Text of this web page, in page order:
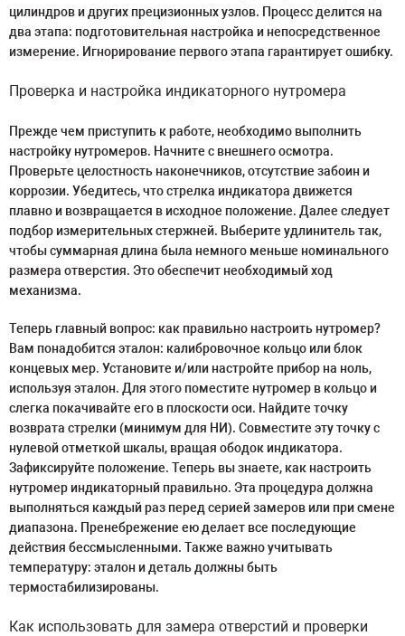
цилиндров и других прецизионных узлов. Процесс делится на
два этапа: подготовительная настройка и непосредственное
измерение. Игнорирование первого этапа гарантирует ошибку.
Проверка и настройка индикаторного нутромера
Прежде чем приступить к работе, необходимо выполнить
настройку нутромеров. Начните с внешнего осмотра.
Проверьте целостность наконечников, отсутствие забоин и
коррозии. Убедитесь, что стрелка индикатора движется
плавно и возвращается в исходное положение. Далее следует
подбор измерительных стержней. Выберите удлинитель так,
чтобы суммарная длина была немного меньше номинального
размера отверстия. Это обеспечит необходимый ход
механизма.
Теперь главный вопрос: как правильно настроить нутромер?
Вам понадобится эталон: калибровочное кольцо или блок
концевых мер. Установите и/или настройте прибор на ноль,
используя эталон. Для этого поместите нутромер в кольцо и
слегка покачивайте его в плоскости оси. Найдите точку
возврата стрелки (минимум для НИ). Совместите эту точку с
нулевой отметкой шкалы, вращая ободок индикатора.
Зафиксируйте положение. Теперь вы знаете, как настроить
нутромер индикаторный правильно. Эта процедура должна
выполняться каждый раз перед серией замеров или при смене
диапазона. Пренебрежение ею делает все последующие
действия бессмысленными. Также важно учитывать
температуру: эталон и деталь должны быть
термостабилизированы.
Как использовать для замера отверстий и проверки